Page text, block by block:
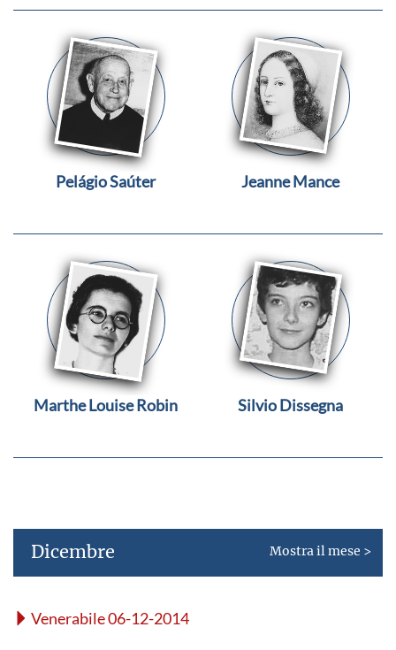
Pelágio Saúter Jeanne Mance
Marthe Louise Robin Silvio Dissegna
Dicembre Mostra il mese >
Venerabile 06-12-2014